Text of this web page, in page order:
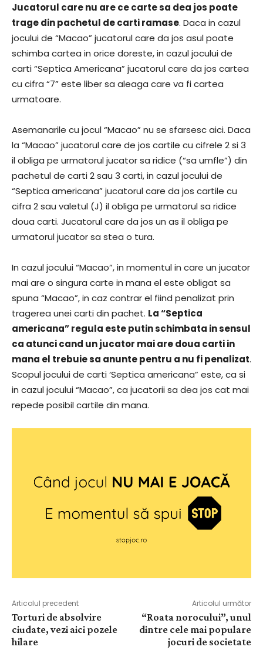
Jucatorul care nu are ce carte sa dea jos poate
trage din pachetul de carti ramase. Daca in cazul
jocului de “Macao” jucatorul care da jos asul poate
schimba cartea in orice doreste, in cazul jocului de
carti “Septica Americana” jucatorul care da jos cartea
cu cifra “7” este liber sa aleaga care va fi cartea
urmatoare.
Asemanarile cu jocul “Macao” nu se sfarsesc aici. Daca
la “Macao” jucatorul care de jos cartile cu cifrele 2 si 3
il obliga pe urmatorul jucator sa ridice (“sa umfle”) din
pachetul de carti 2 sau 3 carti, in cazul jocului de
“Septica americana” jucatorul care da jos cartile cu
cifra 2 sau valetul (J) il obliga pe urmatorul sa ridice
doua carti. Jucatorul care da jos un as il obliga pe
urmatorul jucator sa stea o tura.
In cazul jocului “Macao”, in momentul in care un jucator
mai are o singura carte in mana el este obligat sa
spuna “Macao”, in caz contrar el fiind penalizat prin
tragerea unei carti din pachet. La “Septica
americana” regula este putin schimbata in sensul
ca atunci cand un jucator mai are doua carti in
mana el trebuie sa anunte pentru a nu fi penalizat.
Scopul jocului de carti ‘Septica americana” este, ca si
in cazul jocului “Macao”, ca jucatorii sa dea jos cat mai
repede posibil cartile din mana.
Articolul precedent
Torturi de absolvire
ciudate, vezi aici pozele
hilare
Articolul următor
“Roata norocului”, unul
dintre cele mai populare
jocuri de societate